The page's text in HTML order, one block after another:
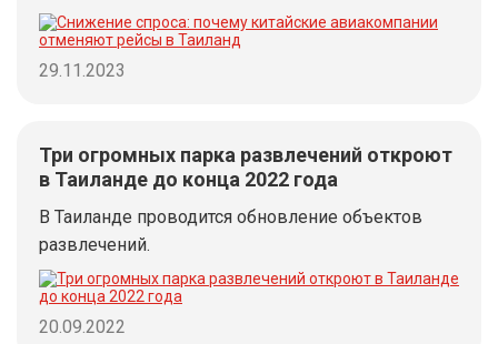
29.11.2023
Три огромных парка развлечений откроют
в Таиланде до конца 2022 года
В Таиланде проводится обновление объектов
развлечений.
20.09.2022